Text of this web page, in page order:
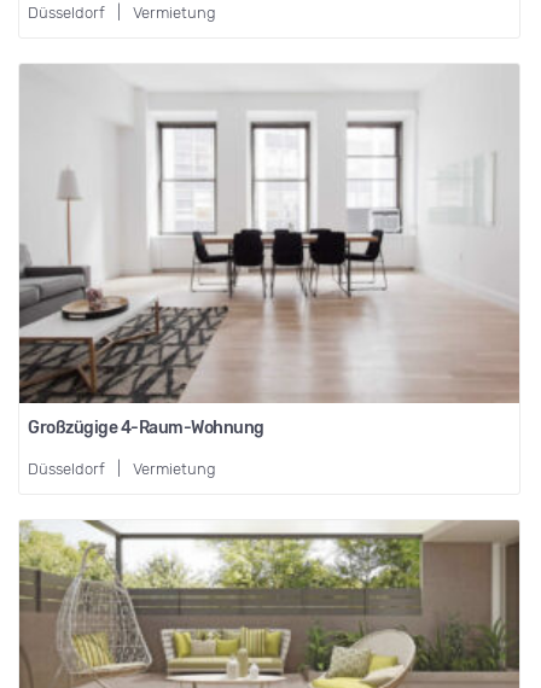
Düsseldorf Vermietung
Großzügige 4-Raum-Wohnung
Düsseldorf Vermietung